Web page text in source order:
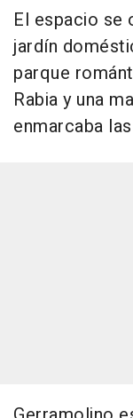
El espacio se
jardín
parque
Rabia y una
enmarcaba